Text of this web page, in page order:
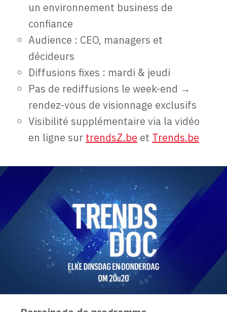
un environnement business de
confiance
Audience : CEO, managers et
décideurs
Diffusions fixes : mardi & jeudi
Pas de rediffusions le week-end →
rendez-vous de visionnage exclusifs
Visibilité supplémentaire via la vidéo
en ligne sur trendsZ.be et Trends.be